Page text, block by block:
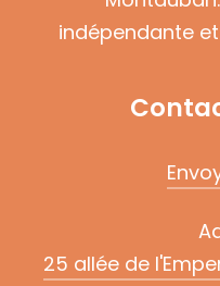
indépendante
25 allée de